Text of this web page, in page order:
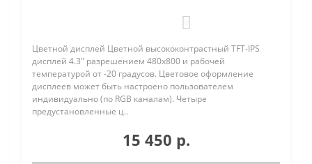
Цветной дисплей Цветной высококонтрастный TFT-IPS
дисплей 4.3" разрешением 480х800 и рабочей
температурой от -20 градусов. Цветовое оформление
дисплеев может быть настроено пользователем
индивидуально (по RGB каналам). Четыре
предустановленные ц..
15 450 р.